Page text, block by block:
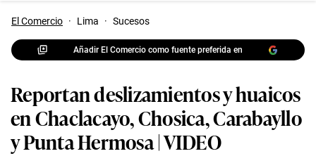
El Comercio · Lima · Sucesos
Añadir El Comercio como fuente preferida en
Reportan deslizamientos y huaicos
en Chaclacayo, Chosica, Carabayllo
y Punta Hermosa | VIDEO